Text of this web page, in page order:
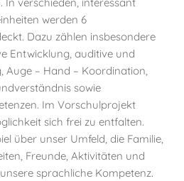
werden 6
Dazu zählen insbesondere
Entwicklung, auditive und
Auge – Hand – Koordination,
sowie
Im Vorschulprojekt
sich frei zu entfalten.
über unser Umfeld, die Familie,
Freunde, Aktivitäten und
sprachliche Kompetenz.